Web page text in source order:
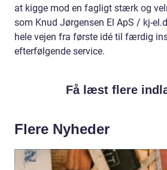
at kigge mod en fagligt stærk og
som Knud Jørgensen El ApS / kj-
hele vejen fra første idé til færdig
efterfølgende service.
Få læst flere
Flere Nyheder